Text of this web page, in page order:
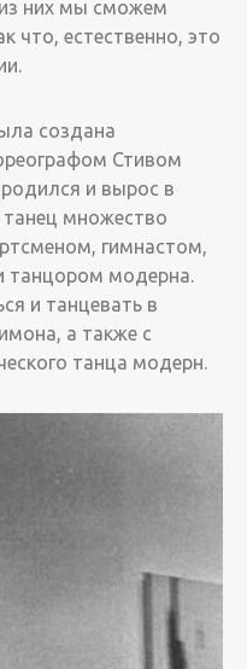
них мы сможем
что, естественно, это
создана
Стивом
и вырос в
танец множество
гимнастом,
танцором модерна.
и танцевать в
а также с
танца модерн.